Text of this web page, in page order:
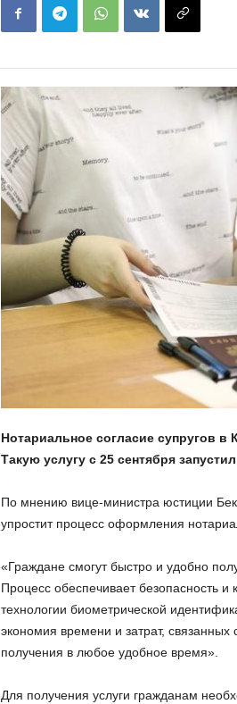
Нотариальное согласие супругов в
Такую услугу с 25 сентября
По мнению вице-министра юстиции
упростит процесс оформления
«Граждане смогут быстро и удобно
Процесс обеспечивает безопасность
технологии биометрической
экономия времени и затрат,
получения в любое удобное время».
Для получения услуги гражданам